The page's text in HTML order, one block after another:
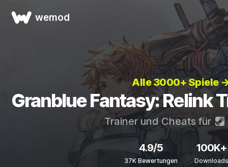
wemod
Alle 3000+ Spiele
Granblue Fantasy: Relink
Trainer und Cheats für
4.9/5
37K Bewertungen
100K+
Downloads